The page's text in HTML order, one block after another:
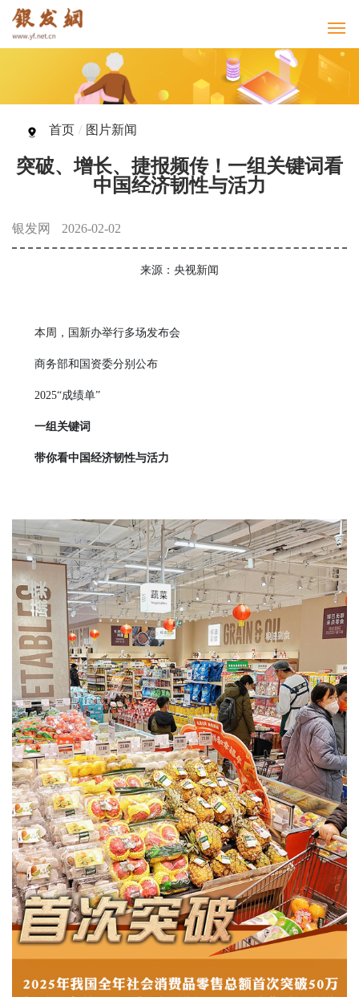
首页 / 图片新闻
突破、增长、捷报频传！一组关键词看
中国经济韧性与活力
银发网 2026-02-02
来源：央视新闻
本周，国新办举行多场发布会
商务部和国资委分别公布
2025“成绩单”
一组关键词
带你看中国经济韧性与活力